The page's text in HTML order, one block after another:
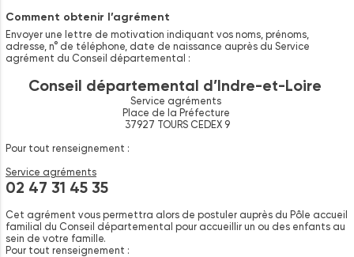
Comment obtenir l’agrément
Envoyer une lettre de motivation indiquant vos noms, prénoms,
adresse, n° de téléphone, date de naissance auprès du Service
agrément du Conseil départemental :
Conseil départemental d’Indre-et-Loire
Service agréments
Place de la Préfecture
37927 TOURS CEDEX 9
Pour tout renseignement :
Service agréments
02 47 31 45 35
Cet agrément vous permettra alors de postuler auprès du Pôle accueil
familial du Conseil départemental pour accueillir un ou des enfants au
sein de votre famille.
Pour tout renseignement :